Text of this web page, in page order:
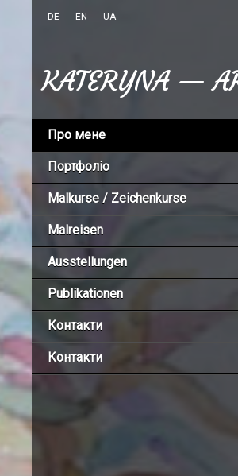
DE EN UA
KATERYNA —
Про мене
Портфоліо
Malkurse / Zeichenkurse
Malreisen
Ausstellungen
Publikationen
Контакти
Контакти